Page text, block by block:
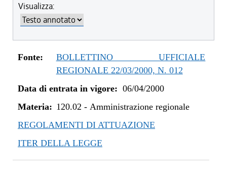
Visualizza:
Fonte:
BOLLETTINO UFFICIALE
REGIONALE 22/03/2000, N. 012
Data di entrata in vigore: 06/04/2000
Materia: 120.02 - Amministrazione regionale
REGOLAMENTI DI ATTUAZIONE
ITER DELLA LEGGE